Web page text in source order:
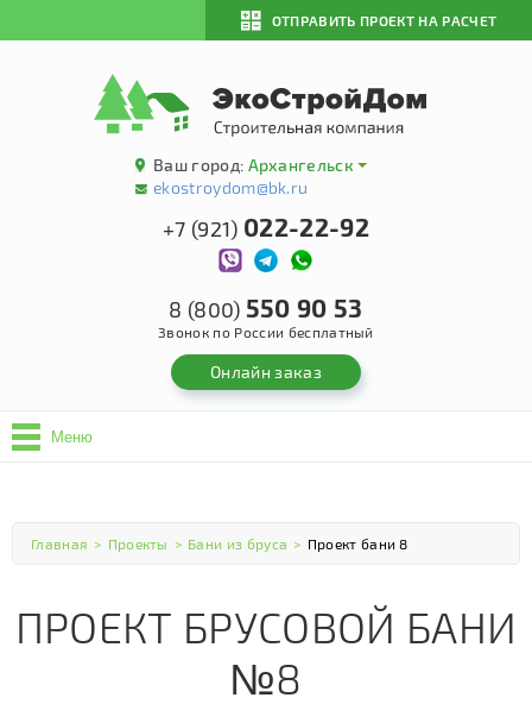
ОТПРАВИТЬ ПРОЕКТ НА РАСЧЕТ
Ваш город: Архангельск
ekostroydom@bk.ru
+7 (921) 022-22-92
8 (800) 550 90 53
Звонок по России бесплатный
Онлайн заказ
Меню
Главная > Проекты > Бани из бруса > Проект бани 8
ПРОЕКТ БРУСОВОЙ БАНИ
№8